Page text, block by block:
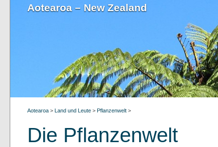
Aotearoa – New Zealand
Aotearoa > Land und Leute > Pflanzenwelt >
Die Pflanzenwelt